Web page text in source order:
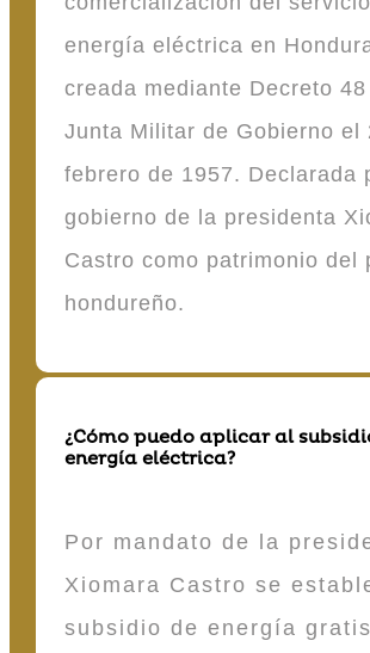
energía eléctrica en
creada mediante Decreto
Junta Militar de Gobierno el
febrero de 1957. Declarada
gobierno de la presidenta
Castro como patrimonio del
hondureño.
¿Cómo puedo aplicar al
energía eléctrica?
Por mandato de la
Xiomara Castro se
subsidio de energía